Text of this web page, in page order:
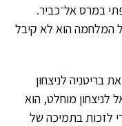
במרס אל־כביר.
המלחמה הוא לא קיבל
בריטניה לניצחון
לניצחון מוחלט, הוא
לזכות בתמיכה של